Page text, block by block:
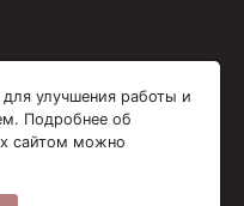
улучшения работы и
Подробнее об
сайтом можно